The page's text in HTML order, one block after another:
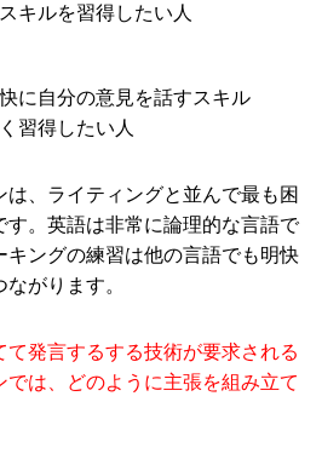
キルを習得したい人
に自分の意見を話すスキル
習得したい人
は、ライティングと並んで最も困
す。英語は非常に論理的な言語で
キングの練習は他の言語でも明快
がります。
発言するする技術が要求される
では、どのように主張を組み立て